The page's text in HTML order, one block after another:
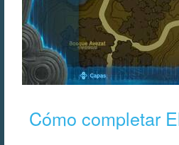
Cómo completar